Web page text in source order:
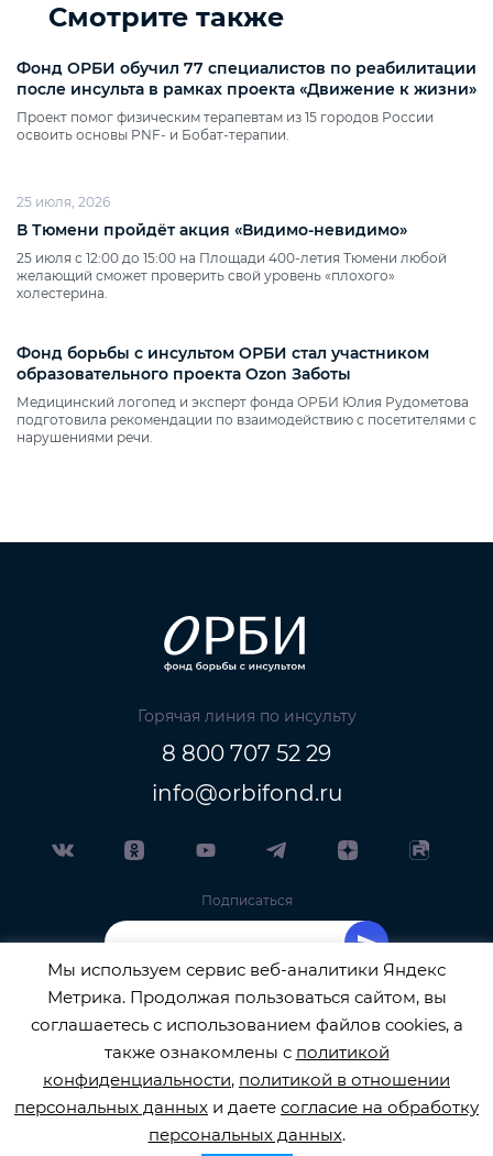
Смотрите также
Фонд ОРБИ обучил 77 специалистов по реабилитации
после инсульта в рамках проекта «Движение к жизни»
Проект помог физическим терапевтам из 15 городов России
освоить основы PNF‑ и Бобат‑терапии.
25 июля, 2026
В Тюмени пройдёт акция «Видимо‑невидимо»
25 июля с 12:00 до 15:00 на Площади 400‑летия Тюмени любой
желающий сможет проверить свой уровень «плохого»
холестерина.
Фонд борьбы с инсультом ОРБИ стал участником
образовательного проекта Ozon Заботы
Медицинский логопед и эксперт фонда ОРБИ Юлия Рудометова
подготовила рекомендации по взаимодействию с посетителями с
нарушениями речи.
Горячая линия по инсульту
8 800 707 52 29
info@orbifond.ru
Подписаться
ОФИЦИАЛЬНЫЙ ОПЕРАТОР ОБРАБОТКИ
ПЕРСОНАЛЬНЫХ ДАННЫХ РЕГИСТРАЦИОННЫЙ
Мы используем сервис веб-аналитики Яндекс
Метрика. Продолжая пользоваться сайтом, вы
соглашаетесь с использованием файлов cookies, а
также ознакомлены с политикой
конфиденциальности, политикой в отношении
персональных данных и даете согласие на обработку
персональных данных.